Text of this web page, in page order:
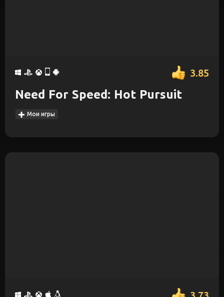
3.85
Need For Speed: Hot Pursuit
Мои игры